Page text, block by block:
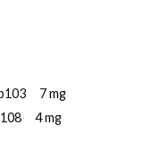
7 mg
4 mg